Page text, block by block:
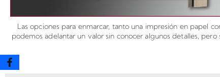
Las opciones para enmarcar, tanto una impresión en papel
podemos adelantar un valor sin conocer algunos detalles,